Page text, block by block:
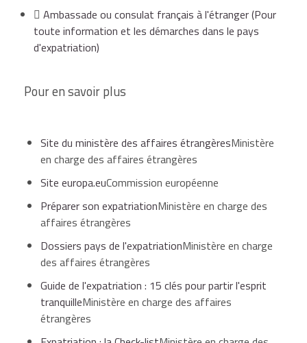
Ambassade ou consulat français à l'étranger(Pour
toute information et les démarches dans le pays
d'expatriation)
Pour en savoir plus
Site du ministère des affaires étrangèresMinistère
en charge des affaires étrangères
Site europa.euCommission européenne
Préparer son expatriationMinistère en charge des
affaires étrangères
Dossiers pays de l'expatriationMinistère en charge
des affaires étrangères
Guide de l'expatriation : 15 clés pour partir l'esprit
tranquilleMinistère en charge des affaires
étrangères